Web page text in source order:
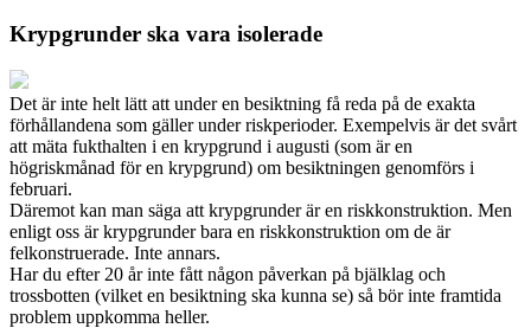
Krypgrunder ska vara isolerade
Det är inte helt lätt att under en besiktning få reda på de exakta
förhållandena som gäller under riskperioder. Exempelvis är det svårt
att mäta fukthalten i en krypgrund i augusti (som är en
högriskmånad för en krypgrund) om besiktningen genomförs i
februari.
Däremot kan man säga att krypgrunder är en riskkonstruktion. Men
enligt oss är krypgrunder bara en riskkonstruktion om de är
felkonstruerade. Inte annars.
Har du efter 20 år inte fått någon påverkan på bjälklag och
trossbotten (vilket en besiktning ska kunna se) så bör inte framtida
problem uppkomma heller.